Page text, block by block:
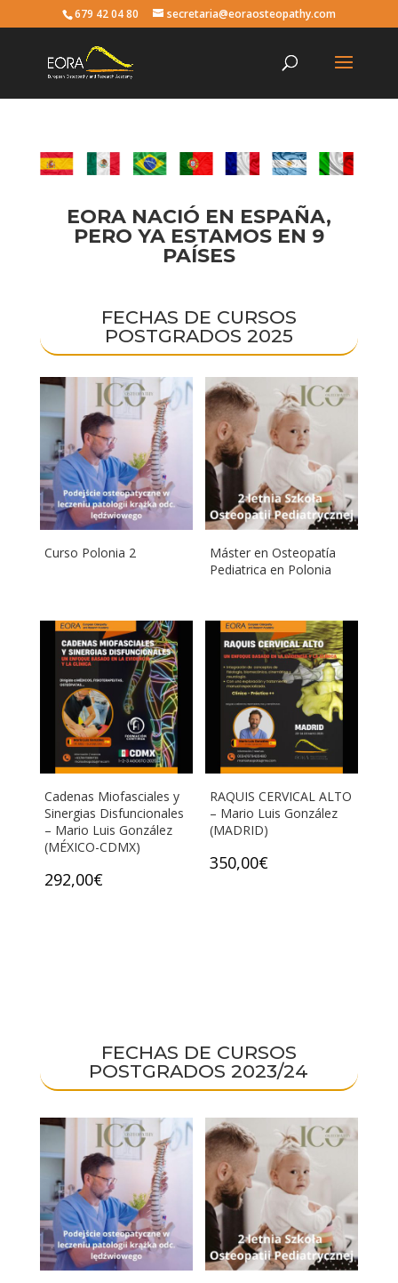
679 42 04 80 secretaria@eoraosteopathy.com
EORA NACIÓ EN ESPAÑA,
PERO YA ESTAMOS EN 9
PAÍSES
FECHAS DE CURSOS
POSTGRADOS 2025
Curso Polonia 2
Máster en Osteopatía
Pediatrica en Polonia
Cadenas Miofasciales y
Sinergias Disfuncionales
– Mario Luis González
(MÉXICO-CDMX)
292,00€
RAQUIS CERVICAL ALTO
– Mario Luis González
(MADRID)
350,00€
FECHAS DE CURSOS
POSTGRADOS 2023/24